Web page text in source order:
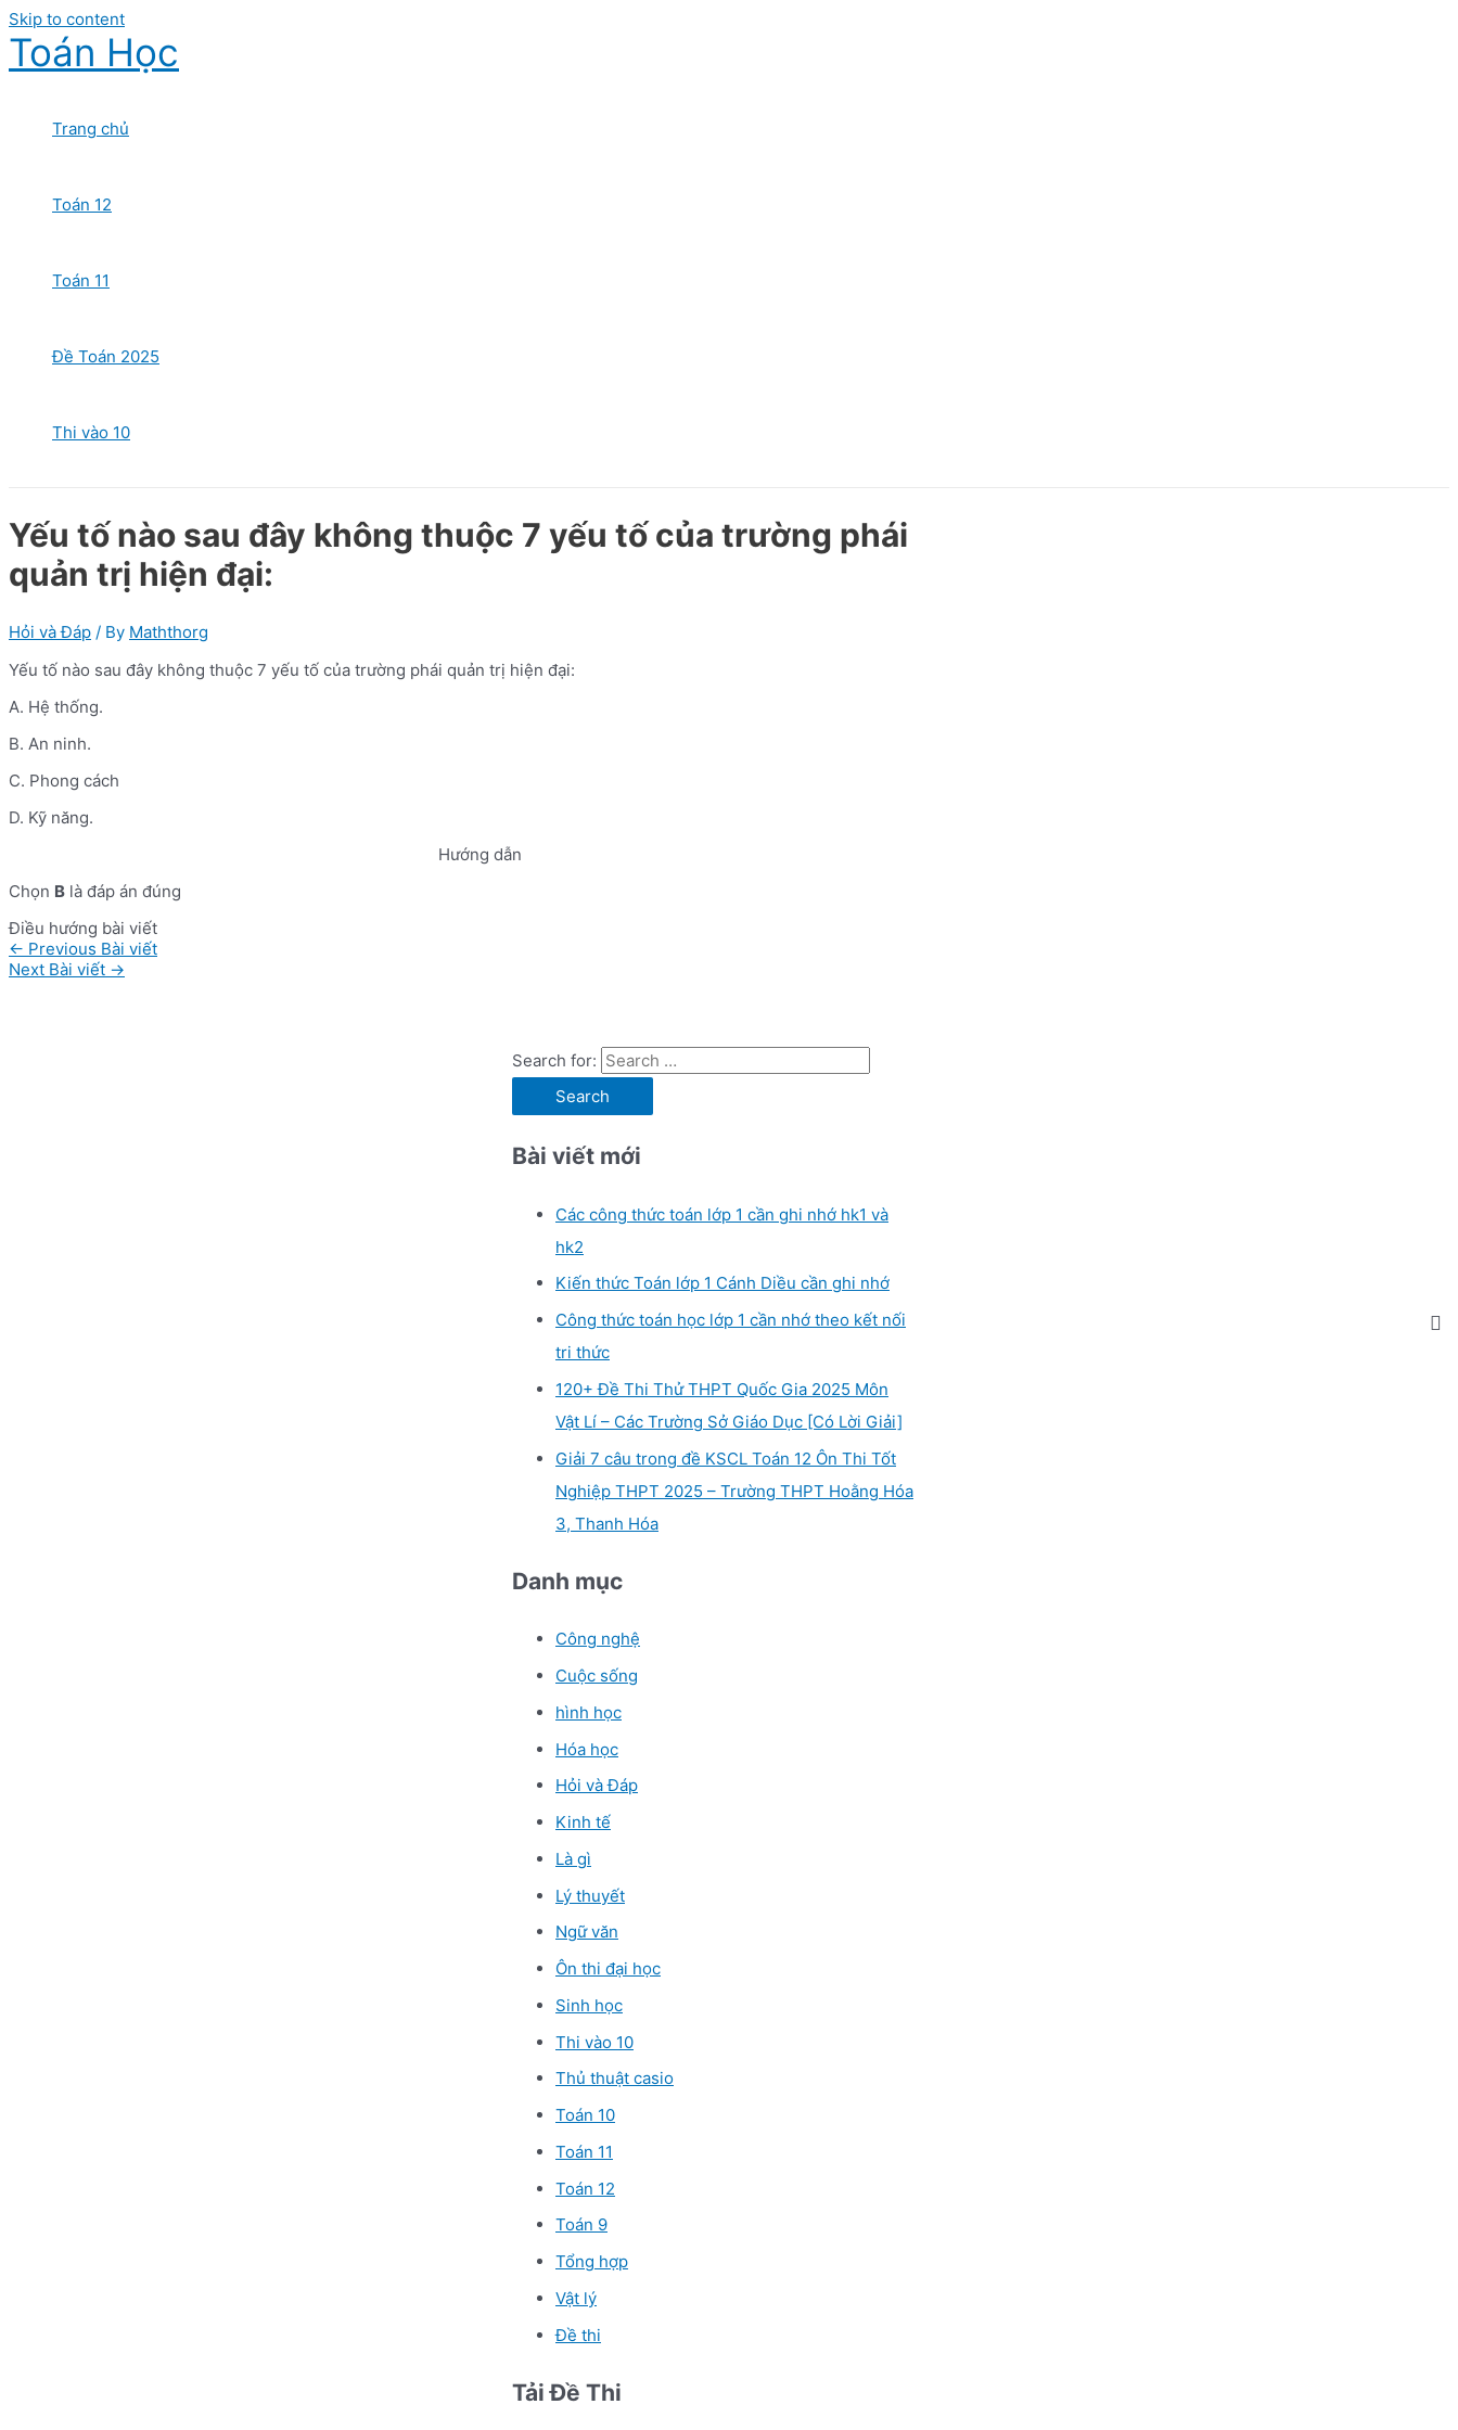
Skip to content
Toán Học
Trang chủ
Toán 12
Toán 11
Đề Toán 2025
Thi vào 10
Yếu tố nào sau đây không thuộc 7 yếu tố của trường phái
quản trị hiện đại:
Hỏi và Đáp / By Maththorg
Yếu tố nào sau đây không thuộc 7 yếu tố của trường phái quản trị hiện đại:
A. Hệ thống.
B. An ninh.
C. Phong cách
D. Kỹ năng.
Hướng dẫn
Chọn B là đáp án đúng
Điều hướng bài viết
← Previous Bài viết
Next Bài viết →
Search for:
Bài viết mới
Các công thức toán lớp 1 cần ghi nhớ hk1 và
hk2
Kiến thức Toán lớp 1 Cánh Diều cần ghi nhớ
Công thức toán học lớp 1 cần nhớ theo kết nối
tri thức
120+ Đề Thi Thử THPT Quốc Gia 2025 Môn
Vật Lí – Các Trường Sở Giáo Dục [Có Lời Giải]
Giải 7 câu trong đề KSCL Toán 12 Ôn Thi Tốt
Nghiệp THPT 2025 – Trường THPT Hoằng Hóa
3, Thanh Hóa
Danh mục
Công nghệ
Cuộc sống
hình học
Hóa học
Hỏi và Đáp
Kinh tế
Là gì
Lý thuyết
Ngữ văn
Ôn thi đại học
Sinh học
Thi vào 10
Thủ thuật casio
Toán 10
Toán 11
Toán 12
Toán 9
Tổng hợp
Vật lý
Đề thi
Tải Đề Thi